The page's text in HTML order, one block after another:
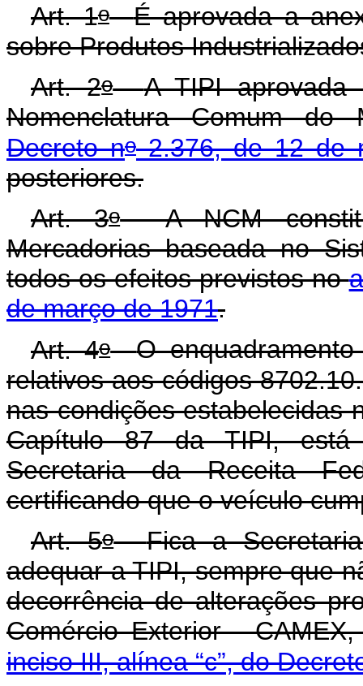
Art. 1o
É aprovada a
sobre Produtos
Art. 2o
A TIPI
Nomenclatura Comum do
Decreto no2.376, de 12 de
posteriores.
Art. 3oA NCM
Mercadorias baseada no
todos os efeitos previstos no
de março de 1971.
Art. 4o
O
relativos aos códigos
nas condições estabelecidas
Capítulo 87 da TIPI, está
Secretaria da Receita
certificando que o veículo
Art. 5o
Fica a
adequar a TIPI, sempre que
decorrência de alterações
Comércio Exterior -
inciso III, alínea “c”, do